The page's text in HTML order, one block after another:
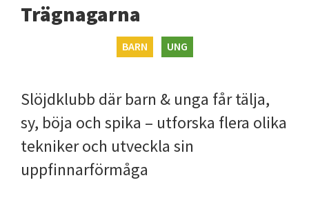
Trägnagarna
BARN UNG
Slöjdklubb där barn & unga får tälja,
sy, böja och spika – utforska flera olika
tekniker och utveckla sin
uppfinnarförmåga